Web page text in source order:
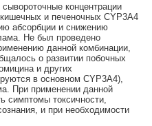
концентрации
и печеночных CYP3A4
абсорбции и снижению
Не был проведено
данной комбинации,
о развитии побочных
и других
в основном CYP3A4),
При применении данной
симптомы токсичности,
и при необходимости